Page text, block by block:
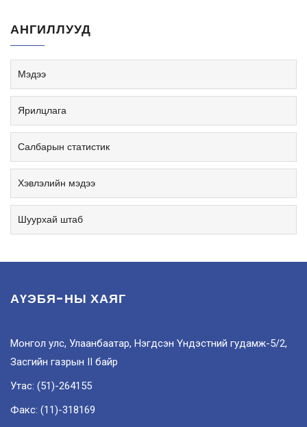
АНГИЛЛУУД
Мэдээ
Ярилцлага
Салбарын статистик
Хэвлэлийн мэдээ
Шуурхай штаб
АҮЭБЯ-НЫ ХАЯГ
Монгол улс, Улаанбаатар, Нэгдсэн Үндэстний гудамж-5/2,
Засгийн газрын II байр
Утас: (51)-264155
Факс: (11)-318169